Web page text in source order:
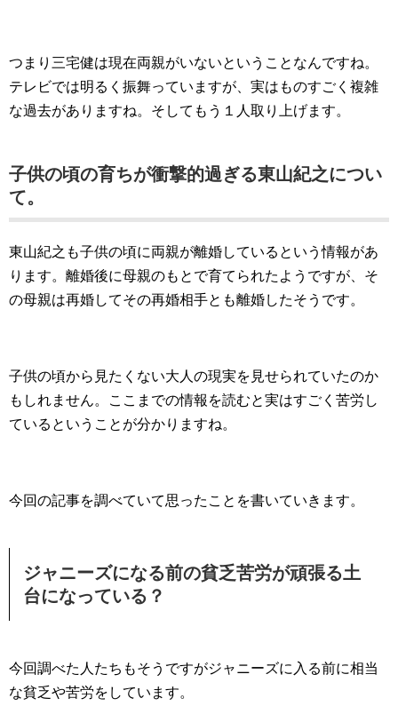
つまり三宅健は現在両親がいないということなんですね。
テレビでは明るく振舞っていますが、実はものすごく複雑
な過去がありますね。そしてもう１人取り上げます。
子供の頃の育ちが衝撃的過ぎる東山紀之につい
て。
東山紀之も子供の頃に両親が離婚しているという情報があ
ります。離婚後に母親のもとで育てられたようですが、そ
の母親は再婚してその再婚相手とも離婚したそうです。
子供の頃から見たくない大人の現実を見せられていたのか
もしれません。ここまでの情報を読むと実はすごく苦労し
ているということが分かりますね。
今回の記事を調べていて思ったことを書いていきます。
ジャニーズになる前の貧乏苦労が頑張る土
台になっている？
今回調べた人たちもそうですがジャニーズに入る前に相当
な貧乏や苦労をしています。